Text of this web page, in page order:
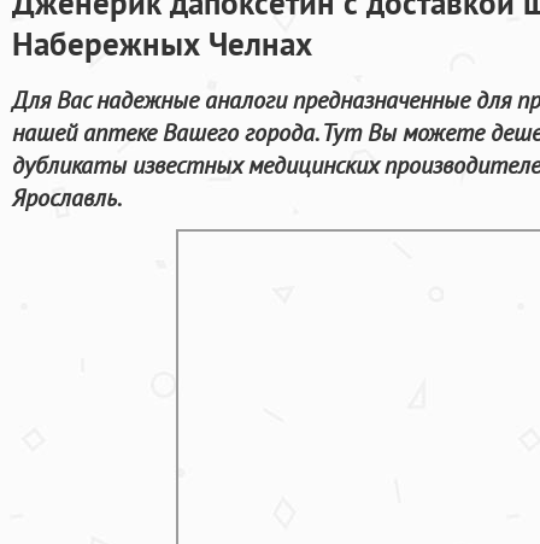
Набережных Челнах
Для Вас надежные аналоги предназначенные для
нашей аптеке Вашего города. Тут Вы можете
дубликаты известных медицинских
Ярославль.